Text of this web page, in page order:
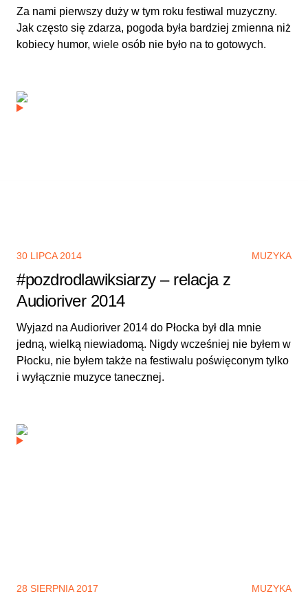
Za nami pierwszy duży w tym roku festiwal muzyczny.
Jak często się zdarza, pogoda była bardziej zmienna niż
kobiecy humor, wiele osób nie było na to gotowych.
30 LIPCA 2014 MUZYKA
#pozdrodlawiksiarzy – relacja z
Audioriver 2014
Wyjazd na Audioriver 2014 do Płocka był dla mnie
jedną, wielką niewiadomą. Nigdy wcześniej nie byłem w
Płocku, nie byłem także na festiwalu poświęconym tylko
i wyłącznie muzyce tanecznej.
28 SIERPNIA 2017 MUZYKA